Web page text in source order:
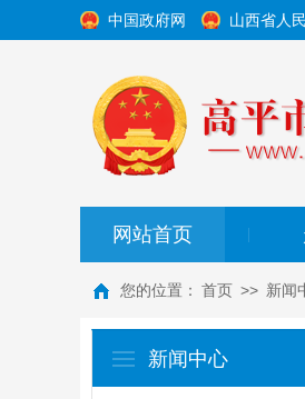
中国政府网 山西省人
网站首页
您的位置： 首页 >> 新闻
新闻中心